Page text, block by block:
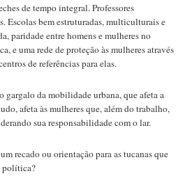
de tempo integral. Professores
Escolas bem estruturadas, multiculturais e
paridade entre homens e mulheres no
e uma rede de proteção às mulheres através
de referências para elas.
gargalo da mobilidade urbana, que afeta a
afeta às mulheres que, além do trabalho,
sua responsabilidade com o lar.
recado ou orientação para as tucanas que
política?